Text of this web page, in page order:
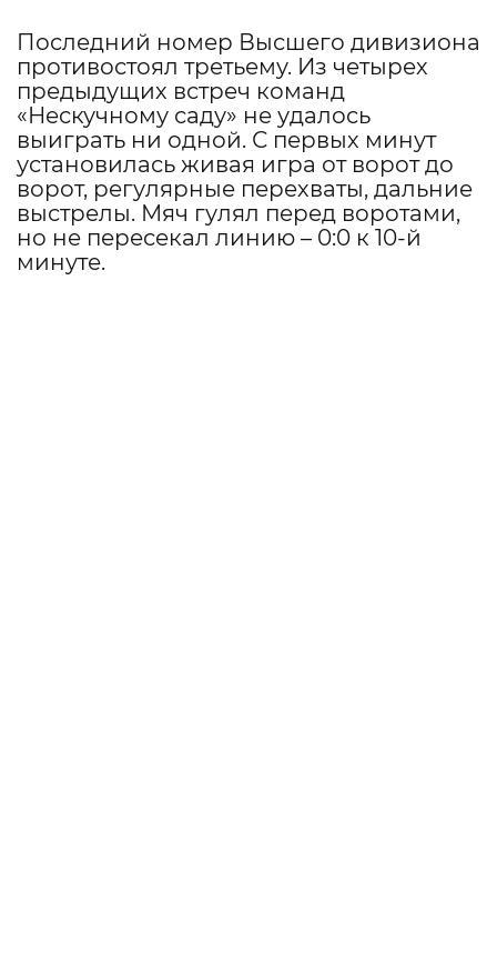
Последний номер Высшего дивизиона
противостоял третьему. Из четырех
предыдущих встреч команд
«Нескучному саду» не удалось
выиграть ни одной. С первых минут
установилась живая игра от ворот до
ворот, регулярные перехваты, дальние
выстрелы. Мяч гулял перед воротами,
но не пересекал линию – 0:0 к 10-й
минуте.